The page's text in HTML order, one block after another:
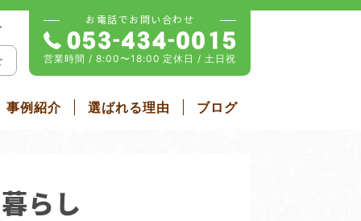
事例紹介 選ばれる理由 ブログ
お電話でお問い合わせ
営業時間 / 8:00〜18:00 定休日 / 土日祝
らし